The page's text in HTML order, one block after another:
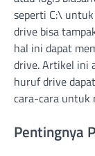
seperti C:\
drive bisa
hal ini dapat
drive. Artikel ini
huruf drive
cara-cara untuk
Pentingnya